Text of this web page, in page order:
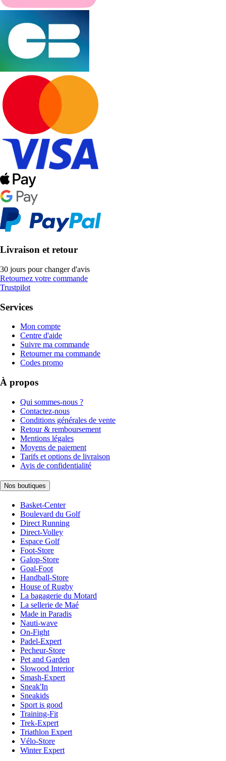
Livraison et retour
30 jours pour changer d'avis
Retournez votre commande
Trustpilot
Services
Mon compte
Centre d'aide
Suivre ma commande
Retourner ma commande
Codes promo
À propos
Qui sommes-nous ?
Contactez-nous
Conditions générales de vente
Retour & remboursement
Mentions légales
Moyens de paiement
Tarifs et options de livraison
Avis de confidentialité
Nos boutiques
Basket-Center
Boulevard du Golf
Direct Running
Direct-Volley
Espace Golf
Foot-Store
Galop-Store
Goal-Foot
Handball-Store
House of Rugby
La bagagerie du Motard
La sellerie de Maé
Made in Paradis
Nauti-wave
On-Fight
Padel-Expert
Pecheur-Store
Pet and Garden
Slowood Interior
Smash-Expert
Sneak'In
Sneakids
Sport is good
Training-Fit
Trek-Expert
Triathlon Expert
Vélo-Store
Winter Expert